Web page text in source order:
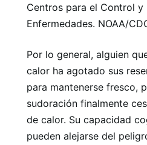
Centros para el Control y
Enfermedades. NOAA/
Por lo general, alguien
calor ha agotado sus
para mantenerse fresco,
sudoración finalmente
de calor. Su capacidad
pueden alejarse del